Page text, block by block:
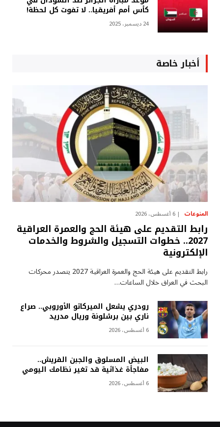
كأس أمم أفريقيا.. لا تفوت كل لحظة!
24 ديسمبر، 2025
أخبار خاصة
المنوعات 6 أغسطس، 2026
رابط التقديم على هيئة الحج والعمرة العراقية
2027.. خطوات التسجيل والشروط والخدمات
الإلكترونية
رابط التقديم على هيئة الحج والعمرة العراقية 2027 يتصدر محركات
البحث في العراق خلال الساعات…
رودري يشعل الميركاتو الأوروبي.. صراع
ناري بين برشلونة وريال مدريد
6 أغسطس، 2026
البيض المسلوق والجبن القريش..
مفاجأة غذائية قد تغير نظامك اليومي
6 أغسطس، 2026